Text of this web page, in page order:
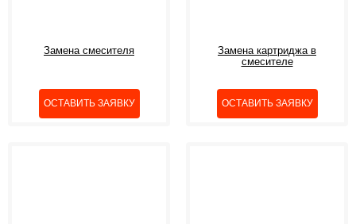
Замена смесителя
Замена картриджа в
смесителе